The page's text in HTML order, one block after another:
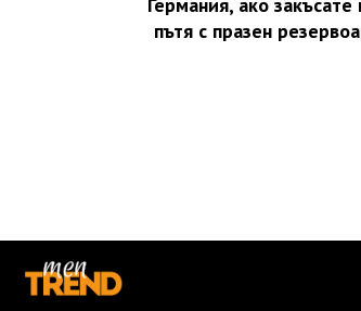
Германия, ако закъсате
пътя с празен